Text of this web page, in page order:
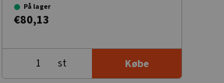
På lager
€80,13
st Købe